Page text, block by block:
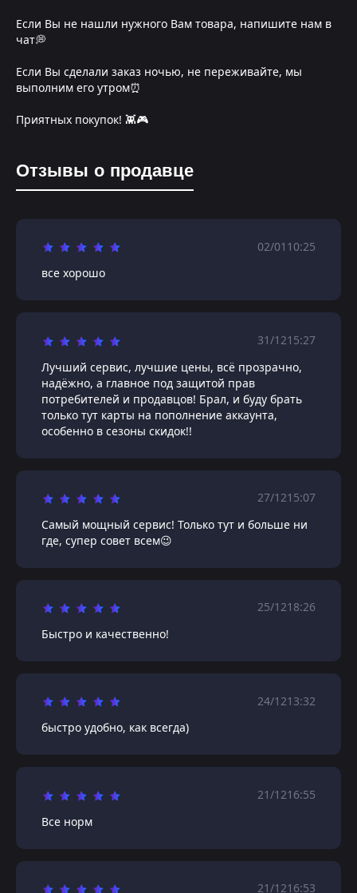
Если Вы не нашли нужного Вам товара, напишите нам в
чат💭
Если Вы сделали заказ ночью, не переживайте, мы
выполним его утром⏰
Приятных покупок! 👾🎮
Отзывы о продавце
02/01 10:25
все хорошо
31/1215:27
Лучший сервис, лучшие цены, всё прозрачно,
надёжно, а главное под защитой прав
потребителей и продавцов! Брал, и буду брать
только тут карты на пополнение аккаунта,
особенно в сезоны скидок!!
27/1215:07
Самый мощный сервис! Только тут и больше ни
где, супер совет всем😉
25/1218:26
Быстро и качественно!
24/1213:32
быстро удобно, как всегда)
21/1216:55
Все норм
21/1216:53